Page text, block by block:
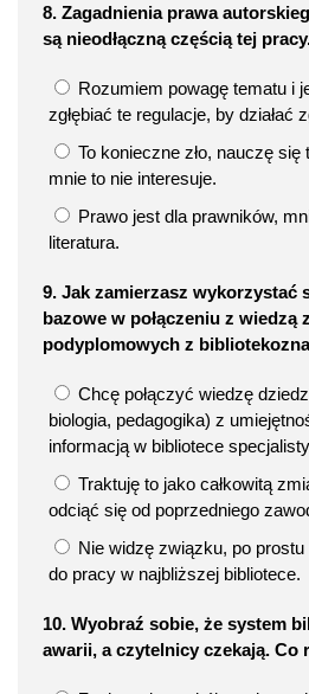
8. Zagadnienia prawa
są nieodłączną częścią tej
Rozumiem powagę tematu i
zgłębiać te regulacje, by działać
To konieczne zło, nauczę
mnie to nie interesuje.
Prawo jest dla prawników,
literatura.
9. Jak zamierzasz wykorzystać
bazowe w połączeniu z wiedzą
podyplomowych z
Chcę połączyć wiedzę
biologia, pedagogika) z
informacją w bibliotece
Traktuję to jako całkowitą
odciąć się od poprzedniego
Nie widzę związku, po
do pracy w najbliższej bibliotece.
10. Wyobraź sobie, że system
awarii, a czytelnicy czekają. Co